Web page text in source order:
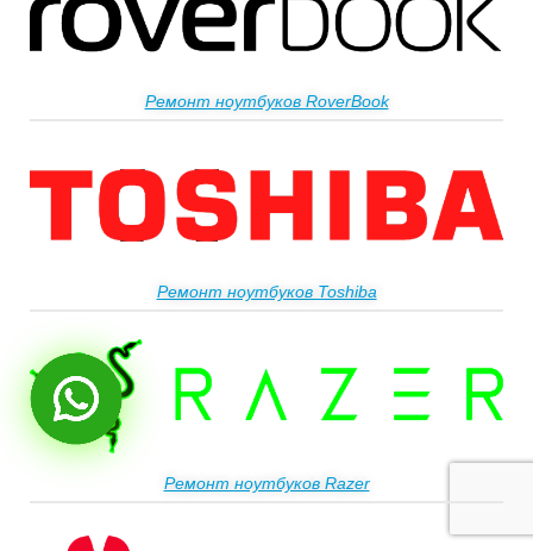
Ремонт ноутбуков RoverBook
Ремонт ноутбуков Toshiba
Ремонт ноутбуков Razer